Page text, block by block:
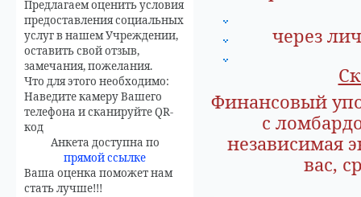
Предлагаем оценить условия
предоставления социальных
услуг в нашем Учреждении,
оставить свой отзыв,
замечания, пожелания.
Что для этого необходимо:
Наведите камеру Вашего
телефона и сканируйте QR-
код
Анкета доступна по
прямой ссылке
Ваша оценка поможет нам
стать лучше!!!
через
Финансовый
с
независимая
вас,